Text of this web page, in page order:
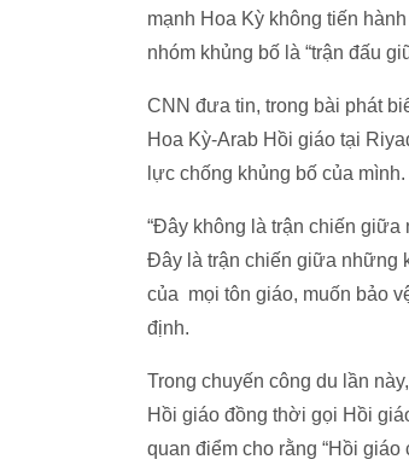
mạnh Hoa Kỳ không tiến
nhóm khủng bố là “trận đấu
CNN đưa tin, trong bài phát
Hoa Kỳ-Arab Hồi giáo tại
lực chống khủng bố của mình.
“Đây không là trận chiến
Đây là trận chiến giữa những
của mọi tôn giáo, muốn bảo
định.
Trong chuyến công du lần
Hồi giáo đồng thời gọi Hồi
quan điểm cho rằng “Hồi